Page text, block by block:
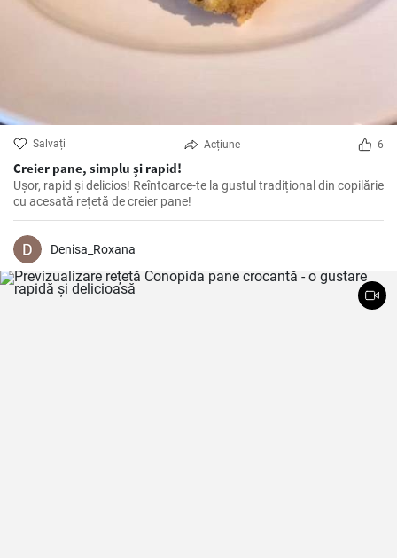
Salvați Acțiune 6
Creier pane, simplu și rapid!
Ușor, rapid și delicios! Reîntoarce-te la gustul tradițional din copilărie
cu acesată rețetă de creier pane!
Denisa_Roxana